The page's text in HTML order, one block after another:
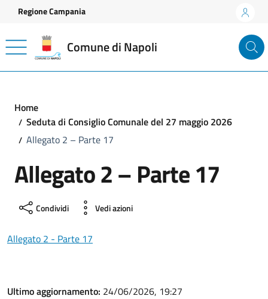
Vai ai contenuti
Vai al footer
Regione Campania
Comune di Napoli
Home
Seduta di Consiglio Comunale del 27 maggio 2026
Allegato 2 – Parte 17
Allegato 2 – Parte 17
Condividi Vedi azioni
Allegato 2 - Parte 17
Ultimo aggiornamento: 24/06/2026, 19:27